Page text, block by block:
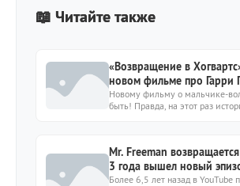
📖 Читайте также
«Возвращение в
новом фильме про Гарри
летии первой части
Новому фильму о мальчике-
быть! Правда, на этот раз
Mr. Freeman
3 года вышел новый
мультсериала
Более 6,5 лет назад в YouTube